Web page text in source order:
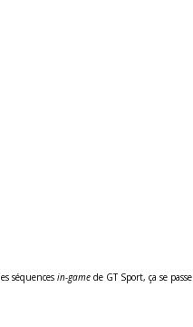
séquences in-game de GT Sport, ça se passe